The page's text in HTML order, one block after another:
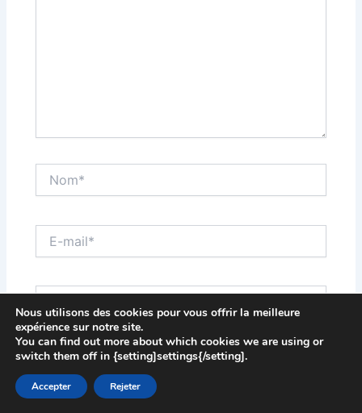
mail*
Site
Enregistrer mon nom, mon e-mail et mon site dans
le navigateur pour mon prochain commentaire.
Nous utilisons des cookies pour vous offrir la meilleure
expérience sur notre site.
You can find out more about which cookies we are using or
switch them off in {setting]settings{/setting].
Accepter Rejeter